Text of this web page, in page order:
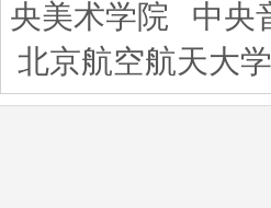
央美术学院
中央
北京航空航天大学